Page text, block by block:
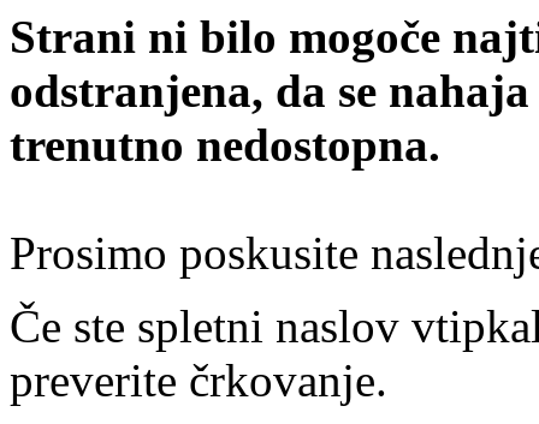
Strani ni bilo mogoče
odstranjena, da se
trenutno nedostopna.
Prosimo poskusite
Če ste spletni naslov
preverite črkovanje.